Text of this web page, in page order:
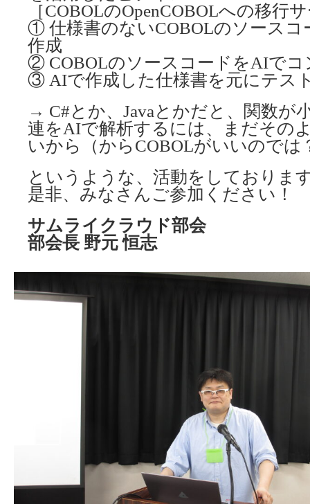
［COBOLのOpenCOBOLへの移行
① 仕様書のないCOBOLのソースコ
作成
② COBOLのソースコードをAIでコ
③ AIで作成した仕様書を元にテス
→ C#とか、Javaとかだと、関数が
連をAIで解析するには、まだその
いから（からCOBOLがいいのでは
というような、活動をしておりま
是非、みなさんご参加ください！
サムライクラウド部会
部会長 野元 恒志